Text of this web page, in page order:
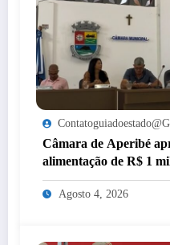
Câmara de Aperibé
alimentação de R$ 1
Agosto 4, 2026